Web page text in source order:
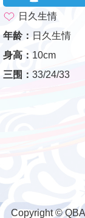
日久生情
年龄： 日久生情
身高： 10cm
三围： 33/24/33
Copyright ©